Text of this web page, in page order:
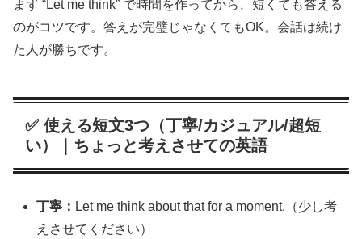
まず “Let me think” で時間を作ってから、短くても答える
のがコツです。答えが完璧じゃなくてもOK。会話は続け
た人が勝ちです。
✅ 使える短文3つ（丁寧/カジュアル/超短
い）｜ちょっと考えさせての英語
丁寧： Let me think about that for a moment.（少し考
えさせてください）